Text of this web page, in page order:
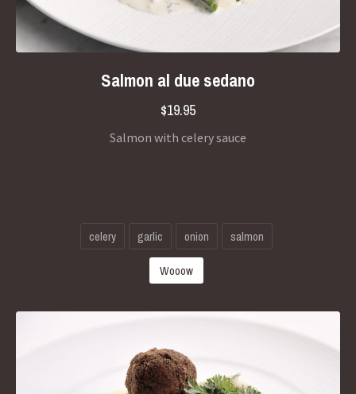
Salmon al due sedano
$19.95
Salmon with celery sauce
celery garlic onion salmon
Wooow